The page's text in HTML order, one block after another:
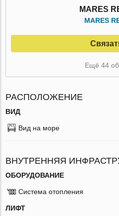
MARES
MARES
Ещё 44
РАСПОЛОЖЕНИЕ
ВИД
Вид на море
ВНУТРЕННЯЯ
ОБОРУДОВАНИЕ
Система отопления
ЛИФТ